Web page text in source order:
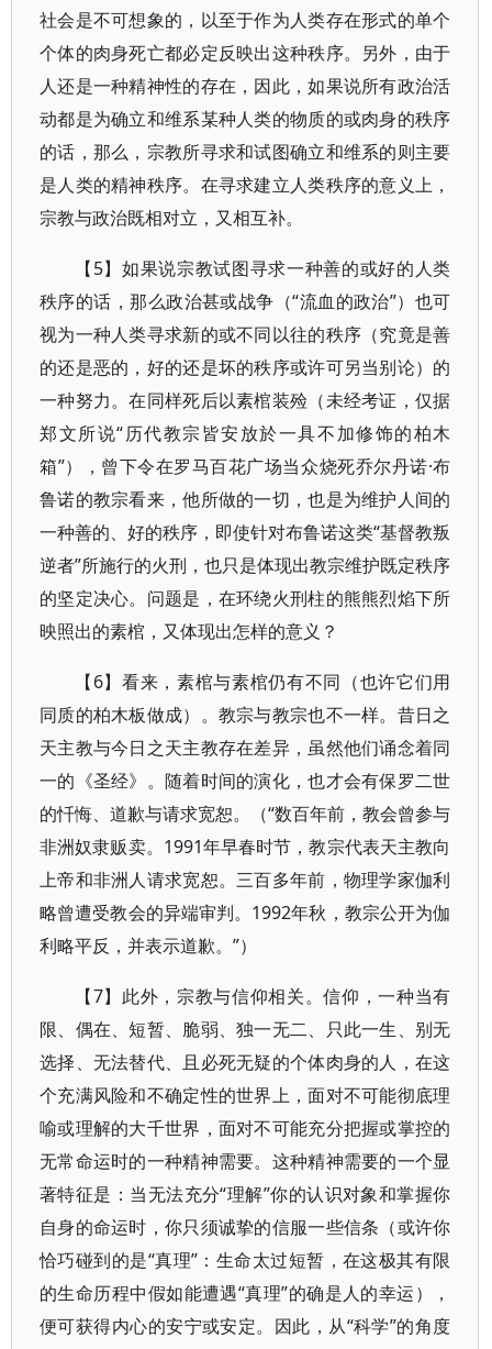
社会是不可想象的，以至于作为人类存在形式的单个
个体的肉身死亡都必定反映出这种秩序。另外，由于
人还是一种精神性的存在，因此，如果说所有政治活
动都是为确立和维系某种人类的物质的或肉身的秩序
的话，那么，宗教所寻求和试图确立和维系的则主要
是人类的精神秩序。在寻求建立人类秩序的意义上，
宗教与政治既相对立，又相互补。
【5】如果说宗教试图寻求一种善的或好的人类
秩序的话，那么政治甚或战争（“流血的政治”）也可
视为一种人类寻求新的或不同以往的秩序（究竟是善
的还是恶的，好的还是坏的秩序或许可另当别论）的
一种努力。在同样死后以素棺装殓（未经考证，仅据
郑文所说“历代教宗皆安放於一具不加修饰的柏木
箱”），曾下令在罗马百花广场当众烧死乔尔丹诺·布
鲁诺的教宗看来，他所做的一切，也是为维护人间的
一种善的、好的秩序，即使针对布鲁诺这类“基督教叛
逆者”所施行的火刑，也只是体现出教宗维护既定秩序
的坚定决心。问题是，在环绕火刑柱的熊熊烈焰下所
映照出的素棺，又体现出怎样的意义？
【6】看来，素棺与素棺仍有不同（也许它们用
同质的柏木板做成）。教宗与教宗也不一样。昔日之
天主教与今日之天主教存在差异，虽然他们诵念着同
一的《圣经》。随着时间的演化，也才会有保罗二世
的忏悔、道歉与请求宽恕。（“数百年前，教会曾参与
非洲奴隶贩卖。1991年早春时节，教宗代表天主教向
上帝和非洲人请求宽恕。三百多年前，物理学家伽利
略曾遭受教会的异端审判。1992年秋，教宗公开为伽
利略平反，并表示道歉。”）
【7】此外，宗教与信仰相关。信仰，一种当有
限、偶在、短暂、脆弱、独一无二、只此一生、别无
选择、无法替代、且必死无疑的个体肉身的人，在这
个充满风险和不确定性的世界上，面对不可能彻底理
喻或理解的大千世界，面对不可能充分把握或掌控的
无常命运时的一种精神需要。这种精神需要的一个显
著特征是：当无法充分“理解”你的认识对象和掌握你
自身的命运时，你只须诚挚的信服一些信条（或许你
恰巧碰到的是“真理”：生命太过短暂，在这极其有限
的生命历程中假如能遭遇“真理”的确是人的幸运），
便可获得内心的安宁或安定。因此，从“科学”的角度